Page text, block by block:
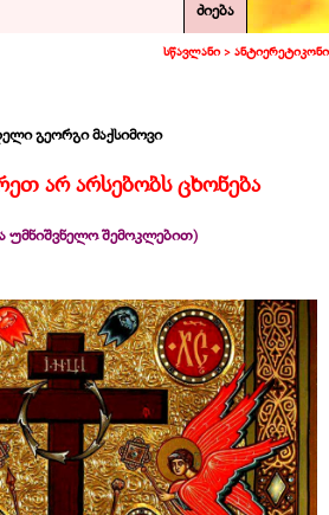
ძიება
სწავლანი > ანტიერეტიკონი
გეორგი მაქსიმოვი
არ არსებობს ცხონება
უმნიშვნელო შემოკლებით)